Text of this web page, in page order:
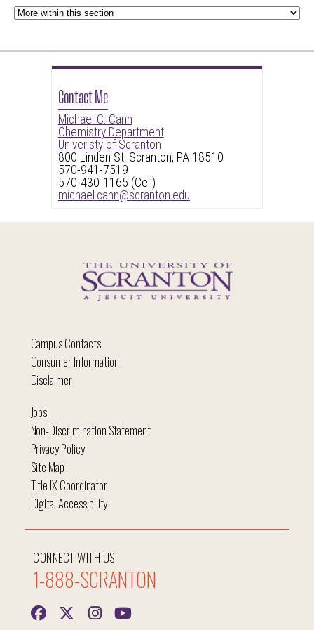
Contact Me
Michael C. Cann
Chemistry Department
Univeristy of Scranton
800 Linden St. Scranton, PA 18510
570-941-7519
570-430-1165 (Cell)
michael.cann@scranton.edu
Campus Contacts
Consumer Information
Disclaimer
CONNECT WITH US
1-888-SCRANTON
Jobs
Non-Discrimination Statement
Privacy Policy
Site Map
Title IX Coordinator
Digital Accessibility